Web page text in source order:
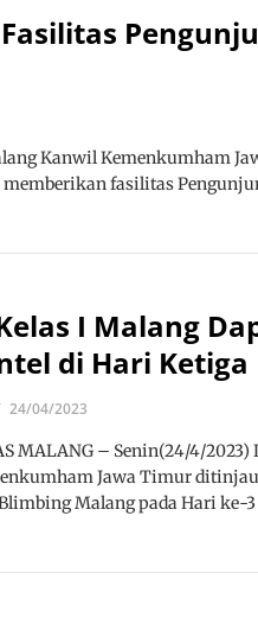
Kanwil Kemenkumham
fasilitas
I Malang
di Hari Ketiga
24/04/2023
MALANG – Senin(24/4/2023)
Jawa Timur
Malang pada Hari ke-